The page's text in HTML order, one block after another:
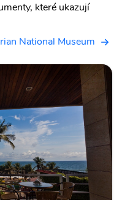
které ukazují
National Museum